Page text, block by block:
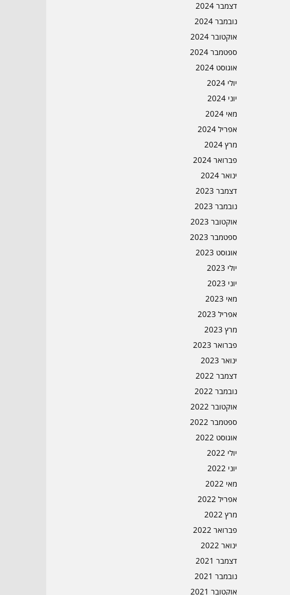
דצמבר 2024
נובמבר 2024
אוקטובר 2024
ספטמבר 2024
אוגוסט 2024
יולי 2024
יוני 2024
מאי 2024
אפריל 2024
מרץ 2024
פברואר 2024
ינואר 2024
דצמבר 2023
נובמבר 2023
אוקטובר 2023
ספטמבר 2023
אוגוסט 2023
יולי 2023
יוני 2023
מאי 2023
אפריל 2023
מרץ 2023
פברואר 2023
ינואר 2023
דצמבר 2022
נובמבר 2022
אוקטובר 2022
ספטמבר 2022
אוגוסט 2022
יולי 2022
יוני 2022
מאי 2022
אפריל 2022
מרץ 2022
פברואר 2022
ינואר 2022
דצמבר 2021
נובמבר 2021
אוקטובר 2021